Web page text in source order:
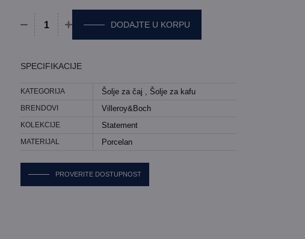
Šolja Villeroy&Boch - Statement količina
DODAJTE U KORPU
SPECIFIKACIJE
KATEGORIJA Šolje za čaj , Šolje za kafu
BRENDOVI Villeroy&Boch
KOLEKCIJE Statement
MATERIJAL Porcelan
PROVERITE DOSTUPNOST